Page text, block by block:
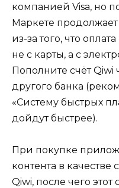
компанией Visa, но
Маркете
из-за того, что
не с карты, а с
Пополните счёт Qiwi
другого банка
«Систему быстрых
дойдут быстрее).
При покупке
контента в качестве
Qiwi, после чего